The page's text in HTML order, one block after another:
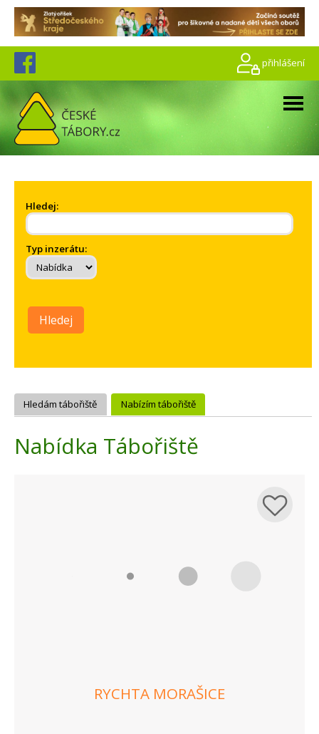
přihlášení
Hledej:
Typ inzerátu:
Hledej
Hledám tábořiště Nabízím tábořiště
Nabídka Tábořiště
RYCHTA MORAŠICE